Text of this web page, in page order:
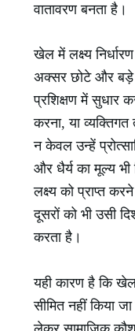
वातावरण बनता है।
खेल में लक्ष्य
अक्सर छोटे और बड़े
प्रशिक्षण में सुधार
करना, या
न केवल उन्हें
और धैर्य का मूल्य
लक्ष्य को प्राप्त
दूसरों को भी उसी
करता है।
यही कारण है कि
सीमित नहीं किया